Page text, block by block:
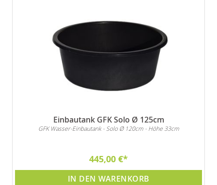
Einbautank GFK Solo Ø 125cm
GFK Wasser-Einbautank - Solo Ø 120cm - Höhe 33cm
445,00 €
IN DEN WARENKORB